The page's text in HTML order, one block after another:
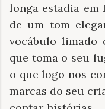
longa estadia
de um tom
vocábulo limado
que toma o seu
o que logo nos
marcas do seu